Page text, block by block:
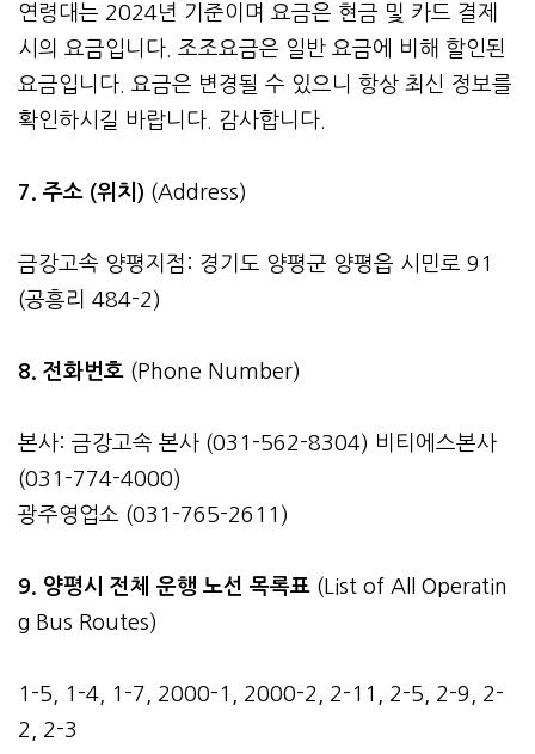
연령대는 2024년 기준이며 요금은 현금 및 카드 결제
시의 요금입니다. 조조요금은 일반 요금에 비해 할인된
요금입니다. 요금은 변경될 수 있으니 항상 최신 정보를
확인하시길 바랍니다. 감사합니다.
7. 주소 (위치) (Address)
금강고속 양평지점: 경기도 양평군 양평읍 시민로 91
(공흥리 484-2)
8. 전화번호 (Phone Number)
본사: 금강고속 본사 (031-562-8304) 비티에스본사
(031-774-4000)
광주영업소 (031-765-2611)
9. 양평시 전체 운행 노선 목록표 (List of All Operatin
g Bus Routes)
1-5, 1-4, 1-7, 2000-1, 2000-2, 2-11, 2-5, 2-9, 2-
2, 2-3